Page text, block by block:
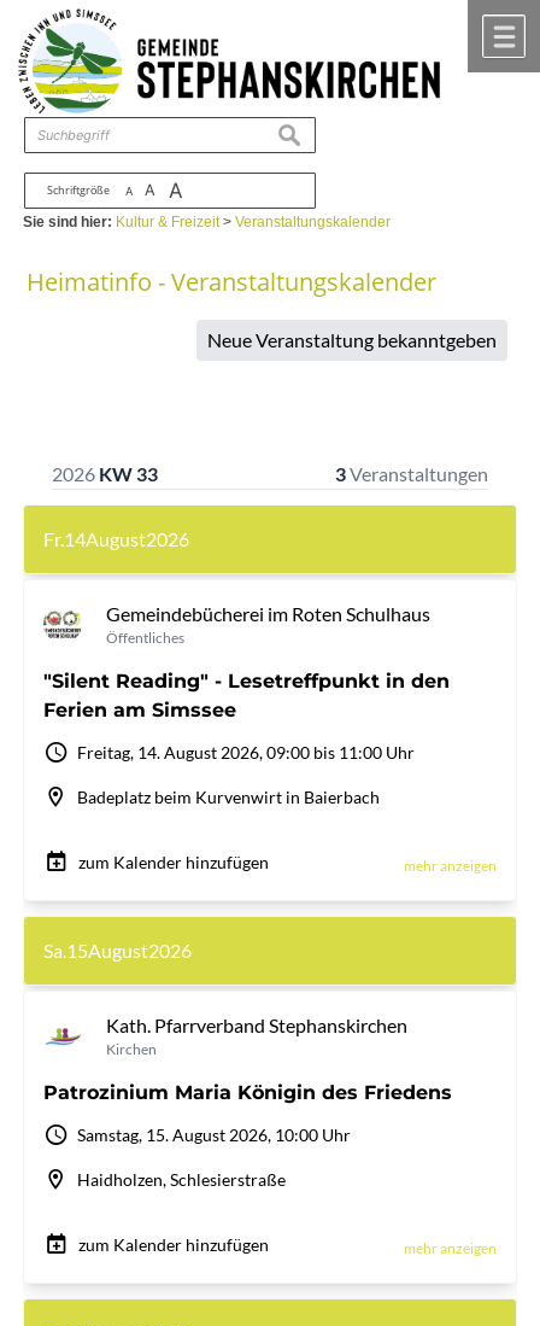
Zum Inhalt ,zur Navigation
Schriftgröße A A A
suchen
Sie sind hier: Kultur & Freizeit>Veranstaltungskalender
Heimatinfo - Veranstaltungskalender